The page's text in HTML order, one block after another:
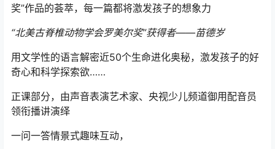
奖”作品的荟萃，每一篇都将激发孩子的想象力
“北美古脊椎动物学会罗美尔奖”获得者——苗德岁
用文学性的语言解密近50个生命进化奥秘，激发孩子的好
奇心和科学探索欲……
正课部分，由声音表演艺术家、央视少儿频道御用配音员
领衔播讲演绎
一问一答情景式趣味互动，